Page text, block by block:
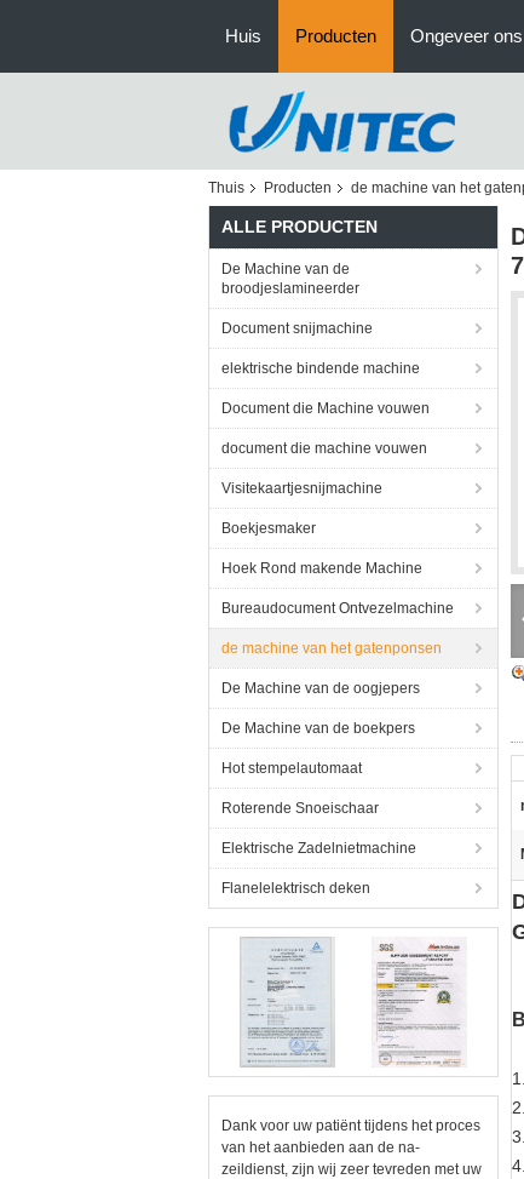
Huis Producten Ongeveer ons
Thuis Producten de machine van het
ALLE PRODUCTEN
De Machine van de
broodjeslamineerder
Document snijmachine
elektrische bindende machine
Document die Machine vouwen
document die machine vouwen
Visitekaartjesnijmachine
Boekjesmaker
Hoek Rond makende Machine
Bureaudocument Ontvezelmachine
de machine van het gatenponsen
De Machine van de oogjepers
De Machine van de boekpers
Hot stempelautomaat
Roterende Snoeischaar
Elektrische Zadelnietmachine
Flanelelektrisch deken
Dank voor uw patiënt tijdens het proces
van het aanbieden aan de na-
zeildienst, zijn wij zeer tevreden met uw